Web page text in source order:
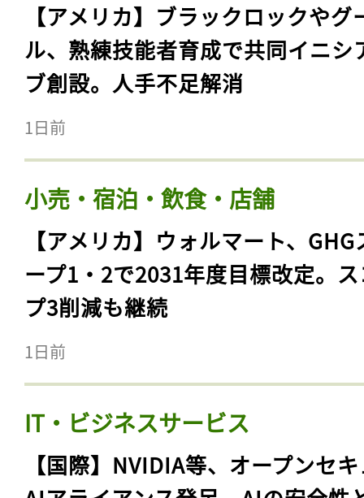
【アメリカ】ブラックロックやグ
ル、熟練技能者育成で共同イニシ
ブ創設。人手不足解消
1日前
小売・宿泊・飲食・店舗
【アメリカ】ウォルマート、GHG
ープ1・2で2031年度目標改定。
プ3削減も継続
1日前
IT・ビジネスサービス
【国際】NVIDIA等、オープンセ